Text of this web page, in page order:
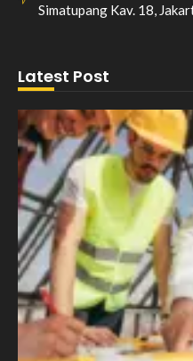
Simatupang Kav. 18,
Latest Post